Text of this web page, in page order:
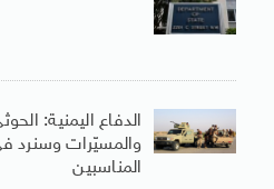
الدفاع اليمنية:
والمسيّرات وسنرد
المناسبين